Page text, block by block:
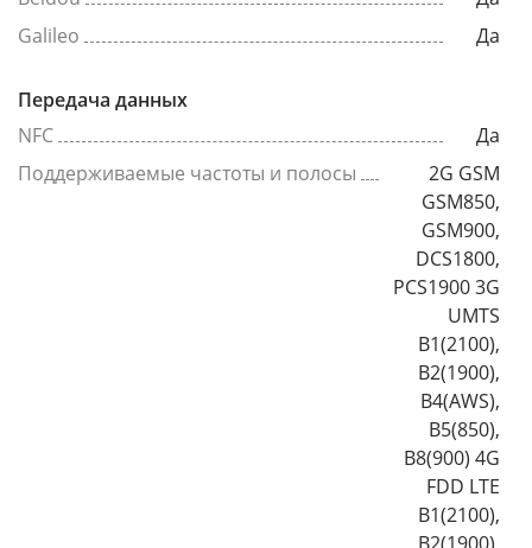
Galileo
Да
Передача данных
NFC
Да
Поддерживаемые частоты и полосы
2G GSM
GSM850,
GSM900,
DCS1800,
PCS1900 3G
UMTS
B1(2100),
B2(1900),
B4(AWS),
B5(850),
B8(900) 4G
FDD LTE
B1(2100),